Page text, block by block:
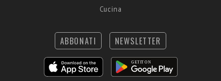
Cucina
ABBONATI NEWSLETTER